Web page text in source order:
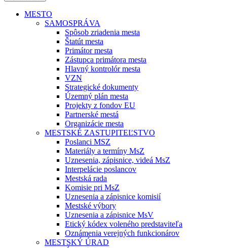
MESTO
SAMOSPRÁVA
Spôsob zriadenia mesta
Štatút mesta
Primátor mesta
Zástupca primátora mesta
Hlavný kontrolór mesta
VZN
Strategické dokumenty
Územný plán mesta
Projekty z fondov EU
Partnerské mestá
Organizácie mesta
MESTSKÉ ZASTUPITEĽSTVO
Poslanci MSZ
Materiály a termíny MsZ
Uznesenia, zápisnice, videá MsZ
Interpelácie poslancov
Mestská rada
Komisie pri MsZ
Uznesenia a zápisnice komisií
Mestské výbory
Uznesenia a zápisnice MsV
Etický kódex voleného predstaviteľa
Oznámenia verejných funkcionárov
MESTSKÝ ÚRAD